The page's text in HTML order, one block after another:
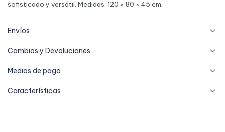
sofisticado y versátil. Medidas: 120 × 80 × 45 cm.
Envíos
Cambios y Devoluciones
Medios de pago
Características